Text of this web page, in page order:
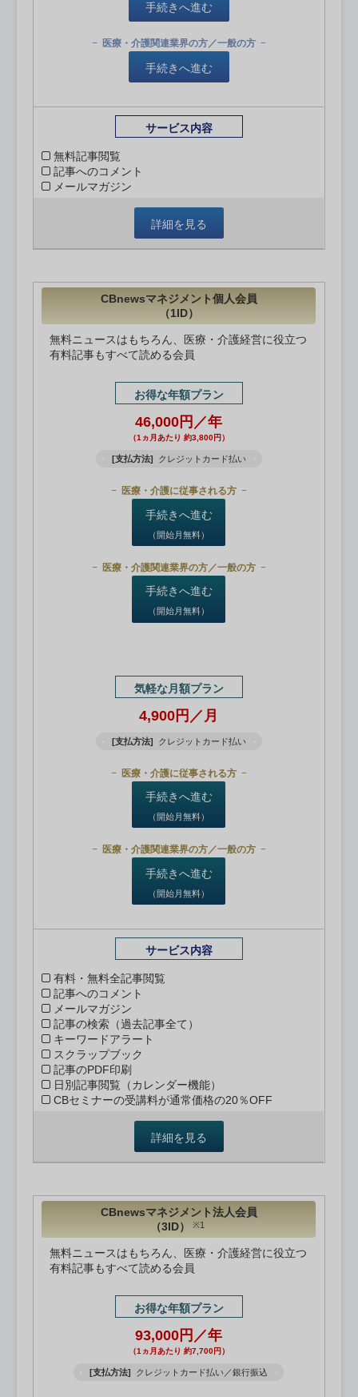
手続きへ進む
医療・介護関連業界の方／一般の方
手続きへ進む
サービス内容
無料記事閲覧
記事へのコメント
メールマガジン
詳細を見る
CBnewsマネジメント個人会員
（1ID）
無料ニュースはもちろん、医療・介護経営に役立つ
有料記事もすべて読める会員
お得な年額プラン
46,000円／年
（1ヵ月あたり 約3,800円）
[支払方法] クレジットカード払い
医療・介護に従事される方
手続きへ進む
（開始月無料）
医療・介護関連業界の方／一般の方
手続きへ進む
（開始月無料）
気軽な月額プラン
4,900円／月
[支払方法] クレジットカード払い
医療・介護に従事される方
手続きへ進む
（開始月無料）
医療・介護関連業界の方／一般の方
手続きへ進む
（開始月無料）
サービス内容
有料・無料全記事閲覧
記事へのコメント
メールマガジン
記事の検索（過去記事全て）
キーワードアラート
スクラップブック
記事のPDF印刷
日別記事閲覧（カレンダー機能）
CBセミナーの受講料が通常価格の20％OFF
詳細を見る
CBnewsマネジメント法人会員
（3ID）
※1
無料ニュースはもちろん、医療・介護経営に役立つ
有料記事もすべて読める会員
お得な年額プラン
93,000円／年
（1ヵ月あたり 約7,700円）
[支払方法] クレジットカード払い／銀行振込